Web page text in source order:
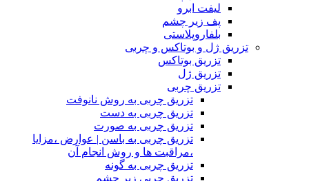
لیفت ابرو
پف زیر چشم
بلفاروپلاستی
تزریق ژل و بوتاکس و چربی
تزریق بوتاکس
تزریق ژل
تزریق چربی
تزریق چربی به روش نانوفت
تزریق چربی به دست
تزریق چربی به صورت
تزریق چربی به باسن | عوارض ،مزایا
،مراقبت ها و روش انجام آن
تزریق چربی به گونه
تزریق چربی زیر چشم